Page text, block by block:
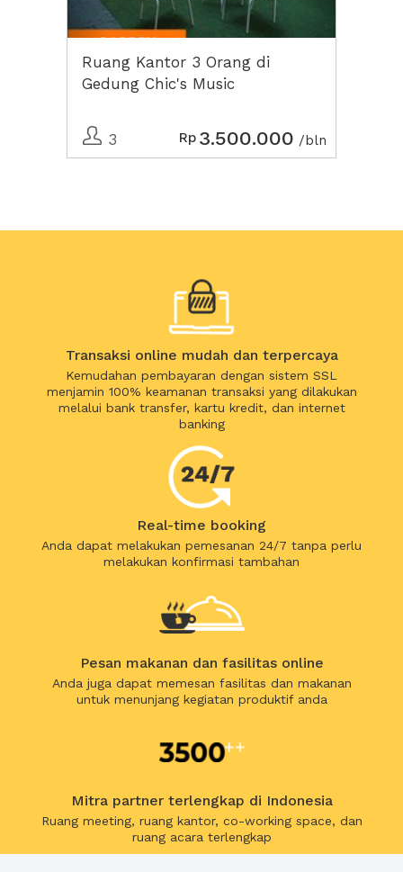
Ruang Kantor 3 Orang di
Gedung Chic's Music
3 Rp 3.500.000 /bln
Transaksi online mudah dan terpercaya
Kemudahan pembayaran dengan sistem SSL
menjamin 100% keamanan transaksi yang dilakukan
melalui bank transfer, kartu kredit, dan internet
banking
Real-time booking
Anda dapat melakukan pemesanan 24/7 tanpa perlu
melakukan konfirmasi tambahan
Pesan makanan dan fasilitas online
Anda juga dapat memesan fasilitas dan makanan
untuk menunjang kegiatan produktif anda
Mitra partner terlengkap di Indonesia
Ruang meeting, ruang kantor, co-working space, dan
ruang acara terlengkap